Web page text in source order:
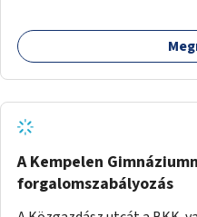
lakásban élőknek, hogy a
biztonságosan és
A Kempelen
forgalomszabályozás